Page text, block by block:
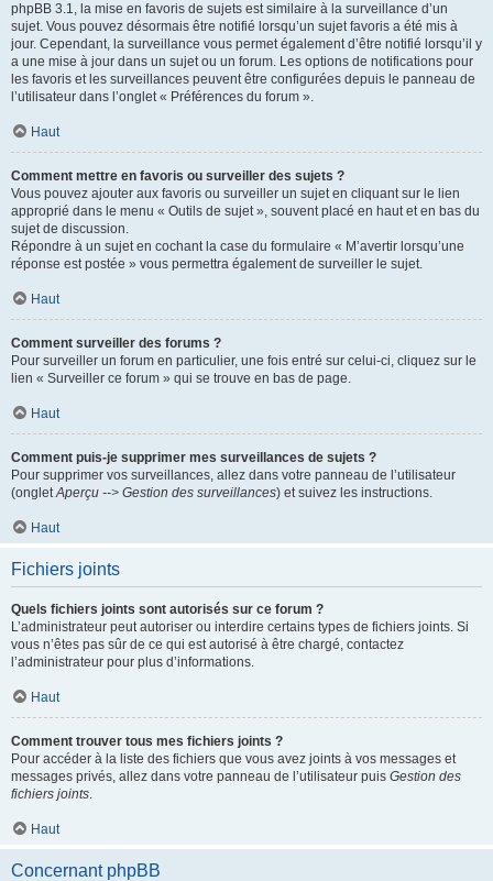
phpBB 3.1, la mise en favoris de sujets est similaire à la surveillance d’un
sujet. Vous pouvez désormais être notifié lorsqu’un sujet favoris a été mis à
jour. Cependant, la surveillance vous permet également d’être notifié lorsqu’il y
a une mise à jour dans un sujet ou un forum. Les options de notifications pour
les favoris et les surveillances peuvent être configurées depuis le panneau de
l’utilisateur dans l’onglet « Préférences du forum ».
Haut
Comment mettre en favoris ou surveiller des sujets ?
Vous pouvez ajouter aux favoris ou surveiller un sujet en cliquant sur le lien
approprié dans le menu « Outils de sujet », souvent placé en haut et en bas du
sujet de discussion.
Répondre à un sujet en cochant la case du formulaire « M’avertir lorsqu’une
réponse est postée » vous permettra également de surveiller le sujet.
Haut
Comment surveiller des forums ?
Pour surveiller un forum en particulier, une fois entré sur celui-ci, cliquez sur le
lien « Surveiller ce forum » qui se trouve en bas de page.
Haut
Comment puis-je supprimer mes surveillances de sujets ?
Pour supprimer vos surveillances, allez dans votre panneau de l’utilisateur
(ongletAperçu --> Gestion des surveillances) et suivez les instructions.
Haut
Fichiers joints
Quels fichiers joints sont autorisés sur ce forum ?
L’administrateur peut autoriser ou interdire certains types de fichiers joints. Si
vous n’êtes pas sûr de ce qui est autorisé à être chargé, contactez
l’administrateur pour plus d’informations.
Haut
Comment trouver tous mes fichiers joints ?
Pour accéder à la liste des fichiers que vous avez joints à vos messages et
messages privés, allez dans votre panneau de l’utilisateur puis Gestion des
fichiers joints.
Haut
Concernant phpBB